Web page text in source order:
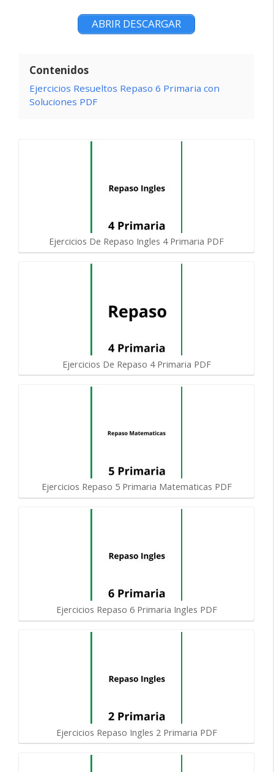
ABRIR DESCARGAR
Contenidos
Ejercicios Resueltos Repaso 6 Primaria con
Soluciones PDF
Ejercicios De Repaso Ingles 4 Primaria PDF
Ejercicios De Repaso 4 Primaria PDF
Ejercicios Repaso 5 Primaria Matematicas PDF
Ejercicios Repaso 6 Primaria Ingles PDF
Ejercicios Repaso Ingles 2 Primaria PDF